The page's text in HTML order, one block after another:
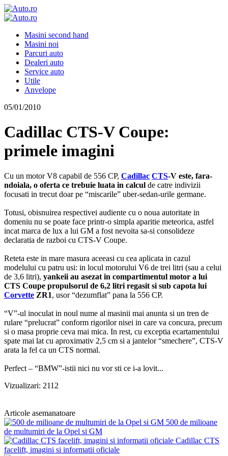
Masini second hand
Masini noi
Parcuri auto
Dealeri auto
Service auto
Utile
Anvelope
05/01/2010
Cadillac CTS-V Coupe:
primele imagini
Cu un motor V8 capabil de 556 CP, Cadillac CTS-V este, fara-
ndoiala, o oferta ce trebuie luata in calcul de catre indivizii
focusati in trecut doar pe “miscarile” uber-sedan-urile germane.
Totusi, obisnuirea respectivei audiente cu o noua autoritate in
domeniu nu se poate face printr-o simpla aparitie meteorica, astfel
incat marca de lux a lui GM a fost nevoita sa-si consolideze
declaratia de razboi cu CTS-V Coupe.
Reteta este in mare masura aceeasi cu cea aplicata in cazul
modelului cu patru usi: in locul motorului V6 de trei litri (sau a celui
de 3,6 litri), yankeii au asezat in compartimentul motor a lui
CTS Coupe propulsorul de 6,2 litri regasit si sub capota lui
Corvette ZR1, usor “dezumflat” pana la 556 CP.
“V”-ul inoculat in noul nume al masinii mai anunta si un tren de
rulare “prelucrat” conform rigorilor nisei in care va concura, precum
si o masa proprie ceva mai mica. In rest, cu exceptia ecartamentului
spate mai lat cu aproximativ 2,5 cm si a jantelor “smechere”, CTS-V
arata la fel ca un CTS normal.
Perfect – “BMW”-istii nici nu vor sti ce i-a lovit...
Vizualizari: 2112
Articole asemanatoare
500 de milioane
de multumiri de la Opel si GM
Cadillac CTS
facelift, imagini si informatii oficiale